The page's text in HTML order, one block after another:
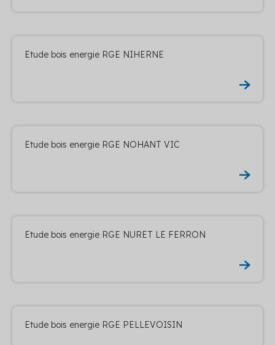
Etude bois energie RGE NIHERNE
Etude bois energie RGE NOHANT VIC
Etude bois energie RGE NURET LE FERRON
Etude bois energie RGE PELLEVOISIN